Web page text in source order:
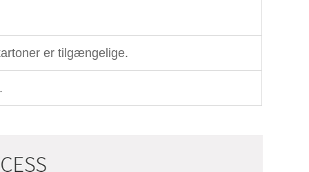
er tilgængelige.